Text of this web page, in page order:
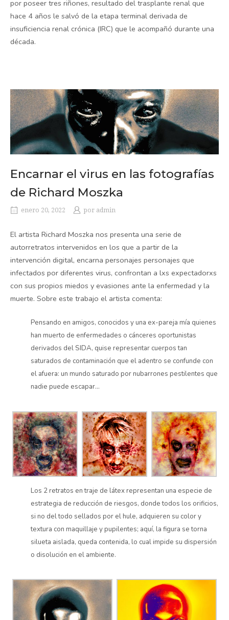
por poseer tres riñones, resultado del trasplante renal que
hace 4 años le salvó de la etapa terminal derivada de
insuficiencia renal crónica (IRC) que le acompañó durante una
década.
Encarnar el virus en las fotografías
de Richard Moszka
enero 20, 2022 por admin
El artista Richard Moszka nos presenta una serie de
autorretratos intervenidos en los que a partir de la
intervención digital, encarna personajes personajes que
infectados por diferentes virus, confrontan a lxs expectadorxs
con sus propios miedos y evasiones ante la enfermedad y la
muerte. Sobre este trabajo el artista comenta:
Pensando en amigos, conocidos y una ex-pareja mía quienes
han muerto de enfermedades o cánceres oportunistas
derivados del SIDA, quise representar cuerpos tan
saturados de contaminación que el adentro se confunde con
el afuera: un mundo saturado por nubarrones pestilentes que
nadie puede escapar…
Los 2 retratos en traje de látex representan una especie de
estrategia de reducción de riesgos, donde todos los orificios,
si no del todo sellados por el hule, adquieren su color y
textura con maquillaje y pupilentes; aquí, la figura se torna
silueta aislada, queda contenida, lo cual impide su dispersión
o disolución en el ambiente.